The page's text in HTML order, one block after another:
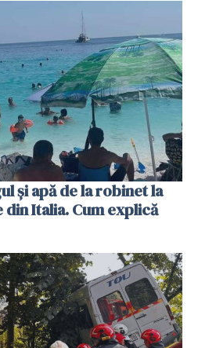
și apă de la robinet la
Italia. Cum explică